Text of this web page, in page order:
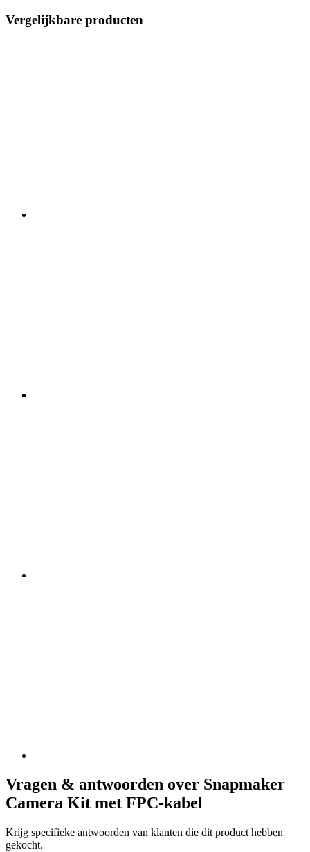
Vergelijkbare producten
Vragen & antwoorden over Snapmaker
Camera Kit met FPC-kabel
Krijg specifieke antwoorden van klanten die dit product hebben
gekocht.